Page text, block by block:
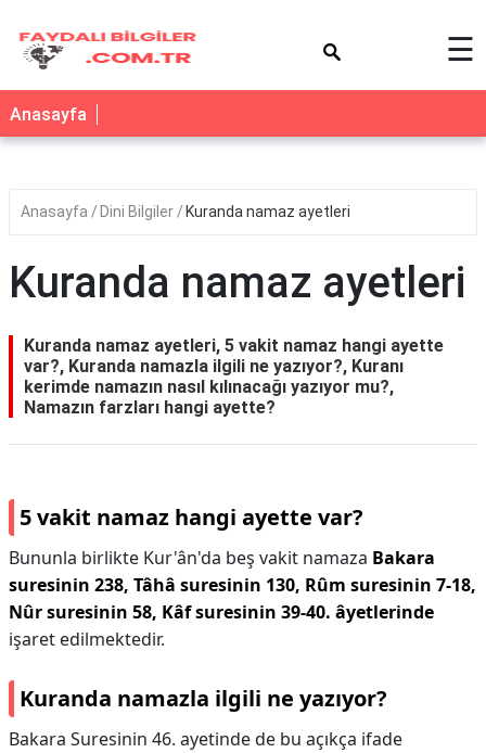
☰
Anasayfa
Anasayfa Dini Bilgiler Kuranda namaz ayetleri
Kuranda namaz ayetleri
Kuranda namaz ayetleri, 5 vakit namaz hangi ayette
var?, Kuranda namazla ilgili ne yazıyor?, Kuranı
kerimde namazın nasıl kılınacağı yazıyor mu?,
Namazın farzları hangi ayette?
5 vakit namaz hangi ayette var?
Bununla birlikte Kur'ân'da beş vakit namaza Bakara
suresinin 238, Tâhâ suresinin 130, Rûm suresinin 7-18,
Nûr suresinin 58, Kâf suresinin 39-40. âyetlerinde
işaret edilmektedir.
Kuranda namazla ilgili ne yazıyor?
Bakara Suresinin 46. ayetinde de bu açıkça ifade